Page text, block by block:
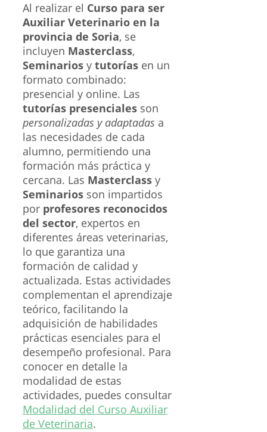
Al realizar el Curso para ser
Auxiliar Veterinario en la
provincia de Soria, se
incluyen Masterclass,
Seminarios y tutorías en un
formato combinado:
presencial y online. Las
tutorías presenciales son
personalizadas y adaptadas a
las necesidades de cada
alumno, permitiendo una
formación más práctica y
cercana. Las Masterclass y
Seminarios son impartidos
por profesores reconocidos
del sector, expertos en
diferentes áreas veterinarias,
lo que garantiza una
formación de calidad y
actualizada. Estas actividades
complementan el aprendizaje
teórico, facilitando la
adquisición de habilidades
prácticas esenciales para el
desempeño profesional. Para
conocer en detalle la
modalidad de estas
actividades, puedes consultar
Modalidad del Curso Auxiliar
de Veterinaria.